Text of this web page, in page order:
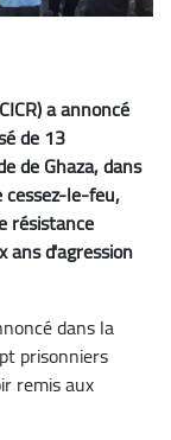
a annoncé
de 13
de Ghaza, dans
cessez-le-feu,
résistance
ans d'agression
dans la
prisonniers
remis aux